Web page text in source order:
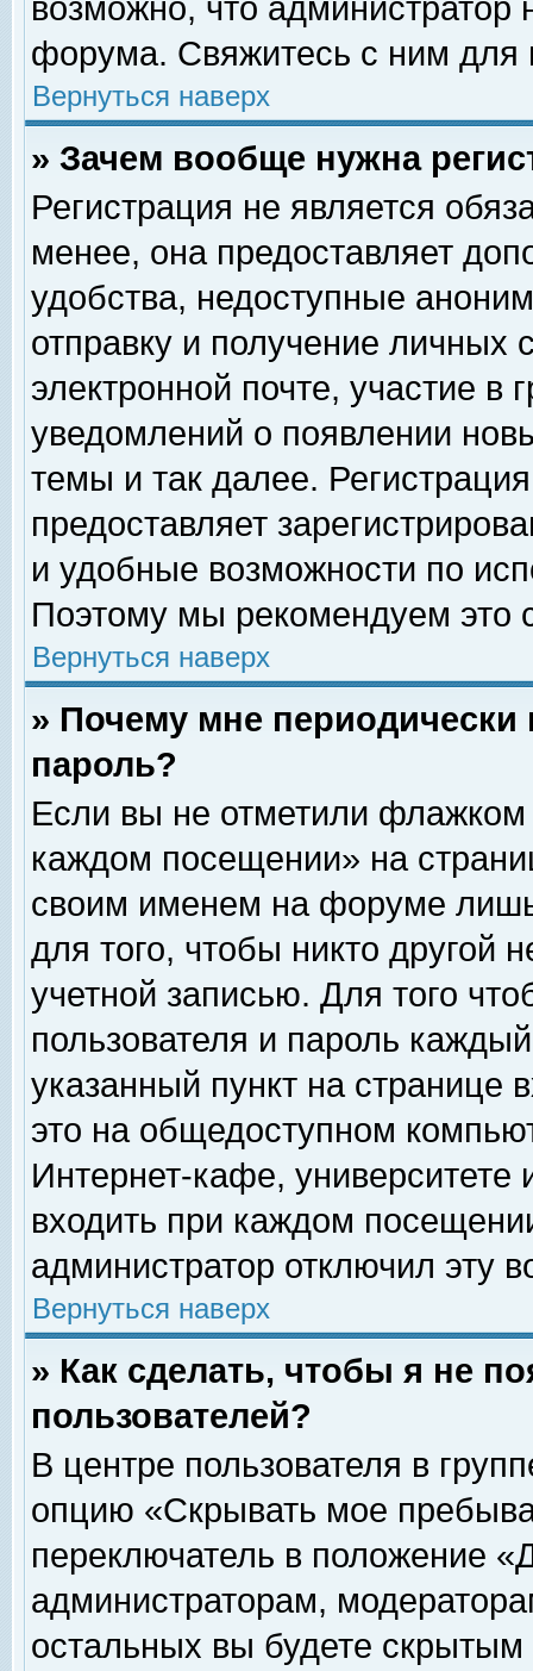
возможно, что
форума. Свяжитесь с ним для
Вернуться наверх
» Зачем вообще нужна
Регистрация не является
менее, она предоставляет
удобства, недоступные
отправку и получение личных
электронной почте, участие в
уведомлений о появлении
темы и так далее.
предоставляет
и удобные возможности по
Поэтому мы рекомендуем это
Вернуться наверх
» Почему мне
пароль?
Если вы не отметили флажком
каждом посещении» на
своим именем на форуме
для того, чтобы никто другой
учетной записью. Для того
пользователя и пароль
указанный пункт на
это на общедоступном
Интернет-кафе, университете
входить при каждом
администратор отключил эту
Вернуться наверх
» Как сделать, чтобы я не
пользователей?
В центре пользователя в
опцию «Скрывать мое
переключатель в положение
администраторам,
остальных вы будете скрытым